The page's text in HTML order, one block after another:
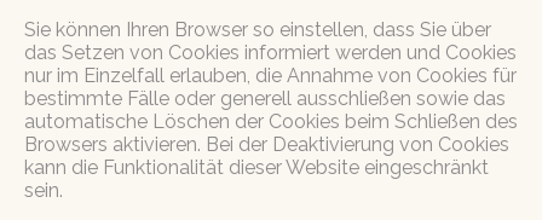
Sie können Ihren Browser so einstellen, dass Sie über
das Setzen von Cookies informiert werden und Cookies
nur im Einzelfall erlauben, die Annahme von Cookies für
bestimmte Fälle oder generell ausschließen sowie das
automatische Löschen der Cookies beim Schließen des
Browsers aktivieren. Bei der Deaktivierung von Cookies
kann die Funktionalität dieser Website eingeschränkt
sein.